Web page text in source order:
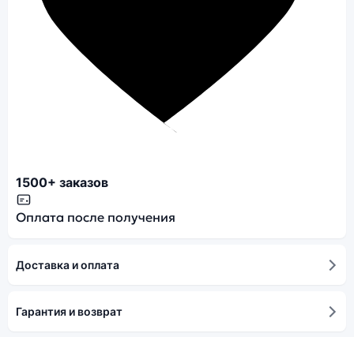
1500+ заказов
Оплата после получения
Доставка и оплата
Гарантия и возврат